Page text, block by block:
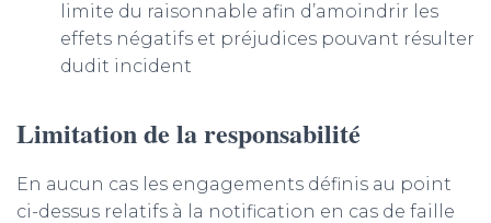
limite du raisonnable afin d’amoindrir les
effets négatifs et préjudices pouvant résulter
dudit incident
Limitation de la responsabilité
En aucun cas les engagements définis au point
ci-dessus relatifs à la notification en cas de faille